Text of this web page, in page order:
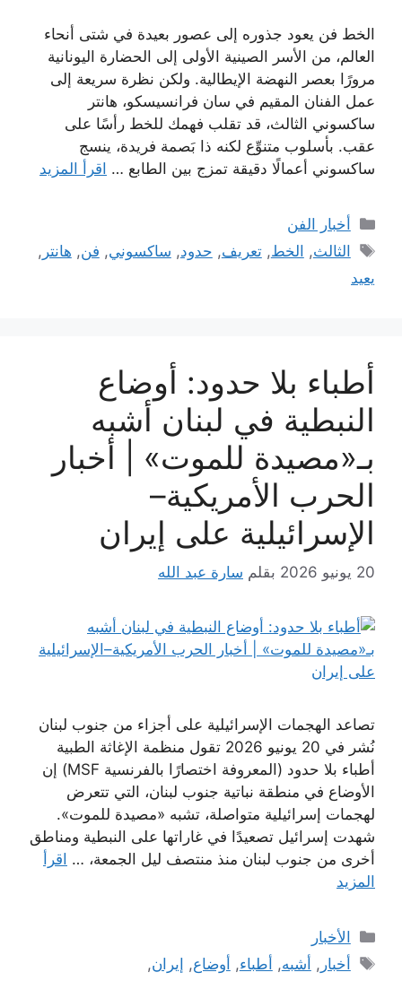
الخط فن يعود جذوره إلى عصور بعيدة في شتى أنحاء
العالم، من الأسر الصينية الأولى إلى الحضارة اليونانية
مرورًا بعصر النهضة الإيطالية. ولكن نظرة سريعة إلى
عمل الفنان المقيم في سان فرانسيسكو، هانتر
ساكسوني الثالث، قد تقلب فهمك للخط رأسًا على
عقب. بأسلوب متنوِّع لكنه ذا بَصمة فريدة، ينسج
ساكسوني أعمالًا دقيقة تمزج بين الطابع … اقرأ المزيد
التصنيفات
أخبار الفن
الوسوم
الثالث, الخط,تعريف, حدود, ساكسوني, فن, هانتر ,
يعيد
أطباء بلا حدود: أوضاع
النبطية في لبنان أشبه
بـ«مصيدة للموت» | أخبار
الحرب الأمريكية–
الإسرائيلية على إيران
20 يونيو 2026 بقلم سارة عبد الله
تصاعد الهجمات الإسرائيلية على أجزاء من جنوب لبنان
نُشر في 20 يونيو 2026 تقول منظمة الإغاثة الطبية
أطباء بلا حدود (المعروفة اختصارًا بالفرنسية MSF) إن
الأوضاع في منطقة نباتية جنوب لبنان، التي تتعرض
لهجمات إسرائيلية متواصلة، تشبه «مصيدة للموت».
شهدت إسرائيل تصعيدًا في غاراتها على النبطية ومناطق
أخرى من جنوب لبنان منذ منتصف ليل الجمعة، … اقرأ
المزيد
التصنيفات
الأخبار
الوسوم
أخبار , أشبه, أطباء, أوضاع, إيران,